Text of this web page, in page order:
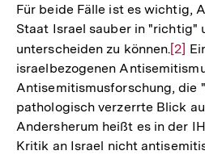
Für beide Fälle ist es wichtig,
Staat Israel sauber in "richtig"
unterscheiden zu können.Zur
der
[2]
israelbezogenen
Antisemitismusforschung, die
pathologisch verzerrte Blick
Andersherum heißt es in der
Kritik an Israel nicht